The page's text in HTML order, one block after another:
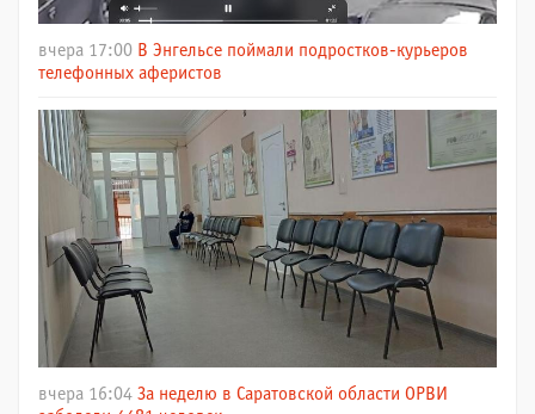
вчера 17:00 В Энгельсе поймали подростков-курьеров
телефонных аферистов
вчера 16:04 За неделю в Саратовской области ОРВИ